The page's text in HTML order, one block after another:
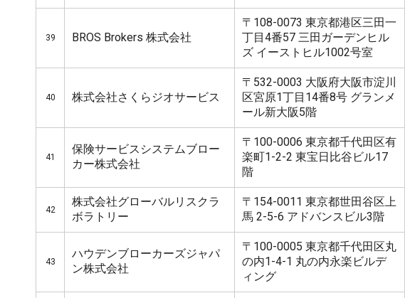
39 BROS Brokers 株式会社
〒108-0073 東京都港区三田一
丁目4番57 三田ガーデンヒル
ズ イーストヒル1002号室
40 株式会社さくらジオサービス
〒532-0003 大阪府大阪市淀川
区宮原1丁目14番8号 グランメ
ール新大阪5階
41
保険サービスシステムブロー
カー株式会社
〒100-0006 東京都千代田区有
楽町1-2-2 東宝日比谷ビル17
階
42
株式会社グローバルリスクラ
ボラトリー
〒154-0011 東京都世田谷区上
馬 2-5-6 アドバンスビル3階
43
ハウデンブローカーズジャパ
ン株式会社
〒100-0005 東京都千代田区丸
の内1-4-1 丸の内永楽ビルデ
ィング